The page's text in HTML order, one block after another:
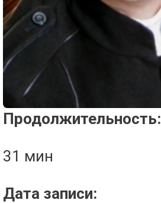
Продолжительность:
31 мин
Дата записи: